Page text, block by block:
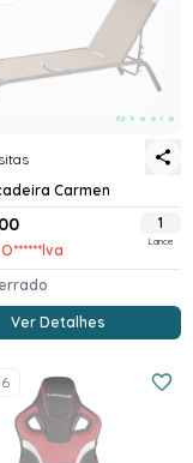
Carmen
1
Lance
Ver Detalhes